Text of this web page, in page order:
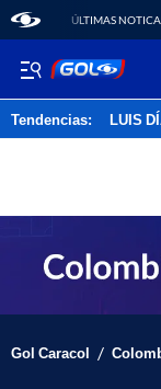
ÚLTIMAS
Tendencias: LUIS
Gol Caracol /